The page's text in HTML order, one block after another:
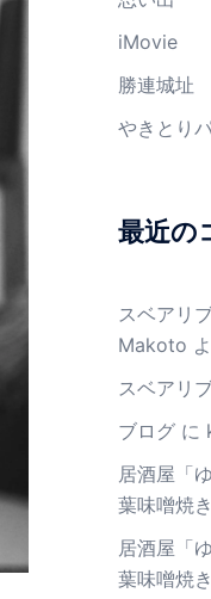
iMovie
勝連城址
やきとり
最近の
スベアリ
Makoto
スベアリ
ブログに
居酒屋「
葉味噌焼き
居酒屋「
葉味噌焼き